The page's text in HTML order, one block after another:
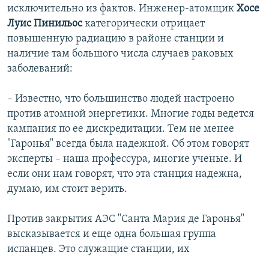
исключительно из фактов. Инженер-атомщик Хосе
Луис Пинильоскатегорически отрицает
повышенную радиацию в районе станции и
наличие там большого числа случаев раковых
заболеваний:
– Известно, что большинство людей настроено
против атомной энергетики. Многие годы ведется
кампания по ее дискредитации. Тем не менее
"Гаронья" всегда была надежной. Об этом говорят
эксперты – наша профессура, многие ученые. И
если они нам говорят, что эта станция надежна,
думаю, им стоит верить.
Против закрытия АЭС "Санта Мария де Гаронья"
высказывается и еще одна большая группа
испанцев. Это служащие станции, их